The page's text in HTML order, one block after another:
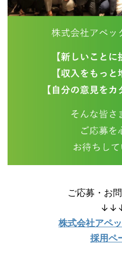
ご応募・お
株式会社アペ
採用ペ